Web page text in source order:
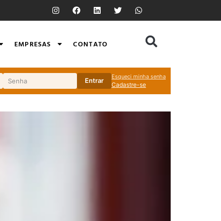
EMPRESAS CONTATO
Entrar
Esqueci minha senha
Cadastre-se